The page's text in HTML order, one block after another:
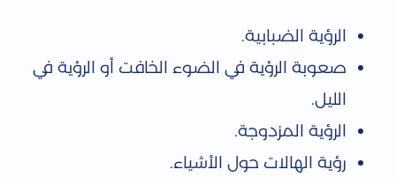
الرؤية الضبابية.
صعوبة الرؤية في الضوء الخافت أو الرؤية في
الليل.
الرؤية المزدوجة.
رؤية الهالات حول الأشياء.